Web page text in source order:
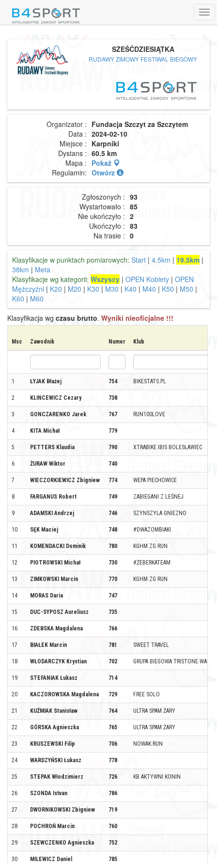
SZEŚĆDZIESIĄTKA
RUDAWY ZIMOWY FESTIWAL BIEGOWY
Organizator : Fundacja Szczyt za Szczytem
Data : 2024-02-10
Miejsce : Karpniki
Dystans : 60.5 km
Mapa : Pokaż
Regulamin: Otwórz
Zgłoszonych : 93
Wystartowało : 85
Nie ukończyło : 2
Ukończyło : 83
Na trasie : 0
Klasyfikacje w punktach pomiarowych: Start | 4.5km | 19.5km |
38km | Meta
Klasyfikacje wg kategorii: Wszyscy | OPEN Kobiety | OPEN
Mężczyźni | K20 | M20 | K30 | M30 | K40 | M40 | K50 | M50 |
K60 | M60
Klasyfikacja wg czasu brutto. Wyniki nieoficjalne !!!
Msc Zawodnik Numer Klub
1 ŁYJAK Błażej 754 BIKESTATS.PL
2 KLINCEWICZ Cezary 738
3 GONCZARENKO Jarek 767 RUN100LOVE
4 KITA Michał 779
5 PETTERS Klaudia 790 XTRABIKE IBIS BOLESŁAWIEC
6 ŻURAW Wiktor 740
7 WIECZORKIEWICZ Zbigniew 774 WEPA PIECHOWICE
8 FARGANUS Robert 749 ZABIEGANI Z LEŚNEJ
9 ADAMSKI Andrzej 746 SZYNSZYLA GNIEZNO
10 SĘK Maciej 748 #DWAZOMBIAKI
11 KOMENDACKI Dominik 780 KGHM ZG RUN
12 PIOTROWSKI Michał 730 #ŻEBERKATEAM
13 ZIMKOWSKI Marcin 770 KGHM ZG RUN
14 MORAS Daria 747
15 DUC-SYPOSZ Aureliusz 735
16 ZDEBSKA Magdalena 766
17 BIAŁEK Marcin 781 SWEET TRAVEL
18 WŁODARCZYK Krystian 702 GRUPA BIEGOWA TRISTONE
19 STEFANIAK Łukasz 714
20 KACZOROWSKA Magdalena 729 FREE SOLO
21 KUŹMIAK Stanisław 764 ULTRA SPAM ŻARY
22 GÓRSKA Agnieszka 765 ULTRA SPAM ŻARY
23 KRUSZEWSKI Filip 706 NOWAK.RUN
24 WARDZYŃSKI Łukasz 778
25 STEPAK Włodzimierz 726 KB AKTYWNI KONIN
26 SZONDA Istvan 786
27 DWORNIKOWSKI Zbigniew 719
28 POCHROŃ Marcin 760
29 SZEWCZENKO Agnieszka 752
30 MILEWICZ Daniel 785